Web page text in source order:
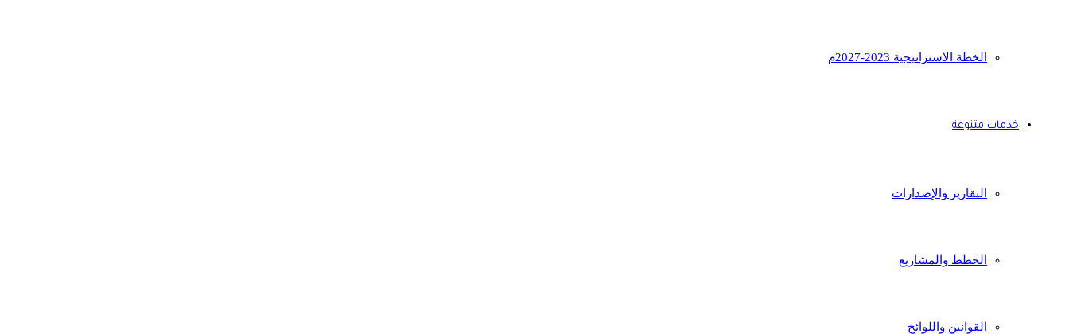
الخطة الاستراتيجية 2023-2027م
خدمات متنوعة
التقارير والإصدارات
الخطط والمشاريع
القوانين واللوائح